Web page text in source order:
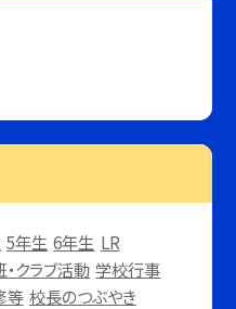
5年生 6年生 LR
クラブ活動 学校行事
等 校長のつぶやき